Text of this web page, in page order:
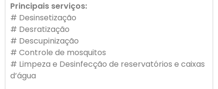
Principais serviços:
# Desinsetização
# Desratização
# Descupinização
# Controle de mosquitos
# Limpeza e Desinfecção de reservatórios e caixas
d’água